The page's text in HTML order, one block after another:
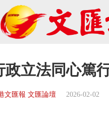
政立法同心篤
文匯報 文匯論壇 2026-02-02